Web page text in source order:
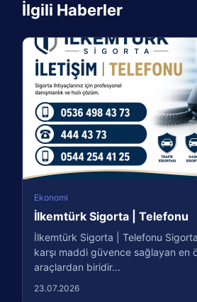
İlgili Haberler
Ekonomi
İlkemtürk Sigorta | Telefonu
İlkemtürk Sigorta | Telefonu
karşı maddi güvence sağlayan en
araçlardan biridir...
23.07.2026